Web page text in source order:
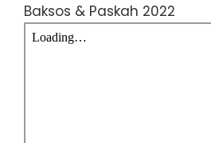
Baksos & Paskah 2022